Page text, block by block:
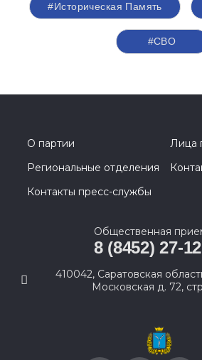
#Историческая Память
#СВО
О партии
Лица
Региональные отделения
Контакты пресс-службы
Общественная
8 (8452) 27-
410042, Саратовская
Московская д. 72,